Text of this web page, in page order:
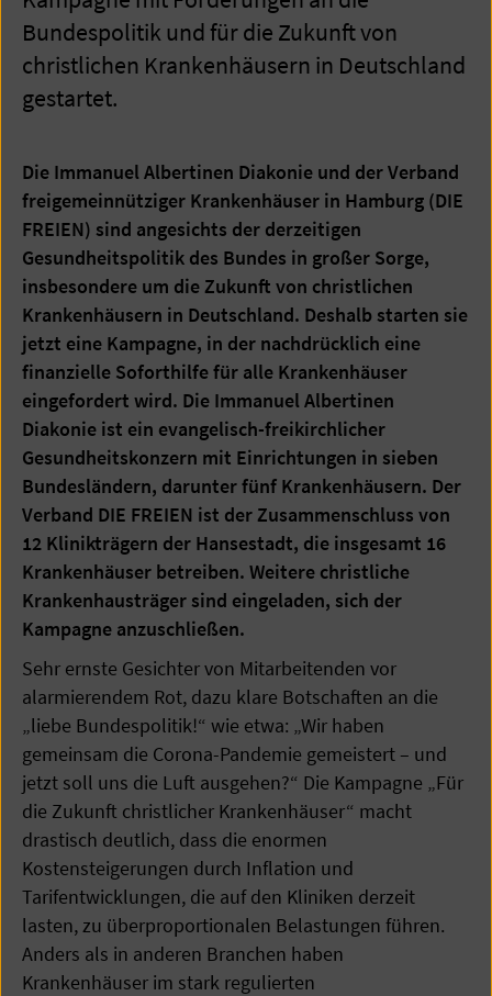
Bundespolitik und für die Zukunft von
christlichen Krankenhäusern in Deutschland
gestartet.
Die Immanuel Albertinen Diakonie und der Verband
freigemeinnütziger Krankenhäuser in Hamburg (DIE
FREIEN) sind angesichts der derzeitigen
Gesundheitspolitik des Bundes in großer Sorge,
insbesondere um die Zukunft von christlichen
Krankenhäusern in Deutschland. Deshalb starten sie
jetzt eine Kampagne, in der nachdrücklich eine
finanzielle Soforthilfe für alle Krankenhäuser
eingefordert wird. Die Immanuel Albertinen
Diakonie ist ein evangelisch-freikirchlicher
Gesundheitskonzern mit Einrichtungen in sieben
Bundesländern, darunter fünf Krankenhäusern. Der
Verband DIE FREIEN ist der Zusammenschluss von
12 Klinikträgern der Hansestadt, die insgesamt 16
Krankenhäuser betreiben. Weitere christliche
Krankenhausträger sind eingeladen, sich der
Kampagne anzuschließen.
Sehr ernste Gesichter von Mitarbeitenden vor
alarmierendem Rot, dazu klare Botschaften an die
„liebe Bundespolitik!“ wie etwa: „Wir haben
gemeinsam die Corona-Pandemie gemeistert – und
jetzt soll uns die Luft ausgehen?“ Die Kampagne „Für
die Zukunft christlicher Krankenhäuser“ macht
drastisch deutlich, dass die enormen
Kostensteigerungen durch Inflation und
Tarifentwicklungen, die auf den Kliniken derzeit
lasten, zu überproportionalen Belastungen führen.
Anders als in anderen Branchen haben
Krankenhäuser im stark regulierten